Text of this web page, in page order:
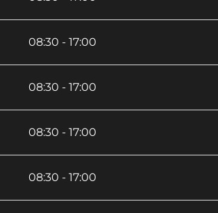
08:30 - 17:00
08:30 - 17:00
08:30 - 17:00
08:30 - 17:00